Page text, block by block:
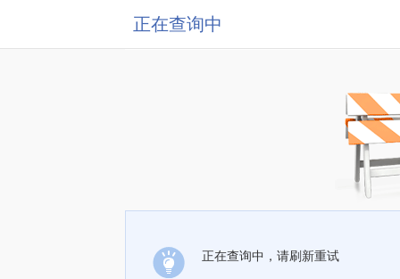
正在查询中
正在查询中，请刷新重试